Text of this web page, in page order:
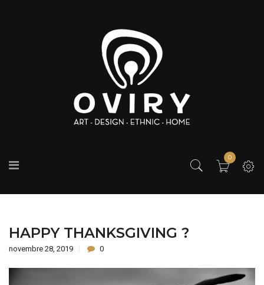
0
HAPPY THANKSGIVING ?
novembre 28, 2019 0